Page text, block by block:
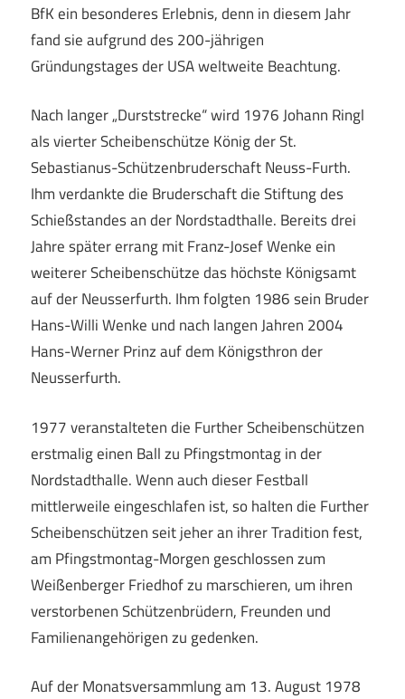
BfK ein besonderes Erlebnis, denn in diesem Jahr
fand sie aufgrund des 200-jährigen
Gründungstages der USA weltweite Beachtung.
Nach langer „Durststrecke“ wird 1976 Johann Ringl
als vierter Scheibenschütze König der St.
Sebastianus-Schützenbruderschaft Neuss-Furth.
Ihm verdankte die Bruderschaft die Stiftung des
Schießstandes an der Nordstadthalle. Bereits drei
Jahre später errang mit Franz-Josef Wenke ein
weiterer Scheibenschütze das höchste Königsamt
auf der Neusserfurth. Ihm folgten 1986 sein Bruder
Hans-Willi Wenke und nach langen Jahren 2004
Hans-Werner Prinz auf dem Königsthron der
Neusserfurth.
1977 veranstalteten die Further Scheibenschützen
erstmalig einen Ball zu Pfingstmontag in der
Nordstadthalle. Wenn auch dieser Festball
mittlerweile eingeschlafen ist, so halten die Further
Scheibenschützen seit jeher an ihrer Tradition fest,
am Pfingstmontag-Morgen geschlossen zum
Weißenberger Friedhof zu marschieren, um ihren
verstorbenen Schützenbrüdern, Freunden und
Familienangehörigen zu gedenken.
Auf der Monatsversammlung am 13. August 1978